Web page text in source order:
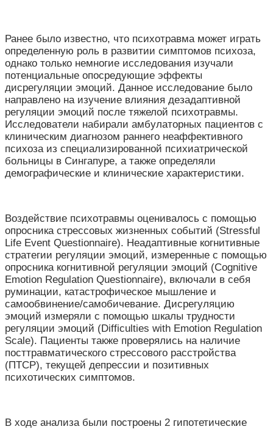
Ранее было известно, что психотравма может играть
определенную роль в развитии симптомов психоза,
однако только немногие исследования изучали
потенциальные опосредующие эффекты
дисрегуляции эмоций. Данное исследование было
направлено на изучение влияния дезадаптивной
регуляции эмоций после тяжелой психотравмы.
Исследователи набирали амбулаторных пациентов с
клиническим диагнозом раннего неаффективного
психоза из специализированной психиатрической
больницы в Сингапуре, а также определяли
демографические и клинические характеристики.
Воздействие психотравмы оценивалось с помощью
опросника стрессовых жизненных событий (Stressful
Life Event Questionnaire). Неадаптивные когнитивные
стратегии регуляции эмоций, измеренные с помощью
опросника когнитивной регуляции эмоций (Cognitive
Emotion Regulation Questionnaire), включали в себя
руминации, катастрофическое мышление и
самообвинение/самобичевание. Дисрегуляцию
эмоций измеряли с помощью шкалы трудности
регуляции эмоций (Difficulties with Emotion Regulation
Scale). Пациенты также проверялись на наличие
посттравматического стрессового расстройства
(ПТСР), текущей депрессии и позитивных
психотических симптомов.
В ходе анализа были построены 2 гипотетические